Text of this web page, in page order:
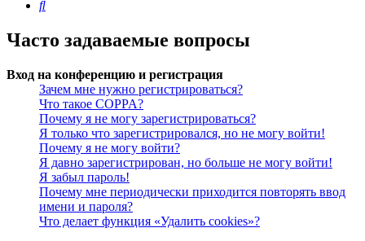
Поиск
Часто задаваемые вопросы
Вход на конференцию и регистрация
Зачем мне нужно регистрироваться?
Что такое COPPA?
Почему я не могу зарегистрироваться?
Я только что зарегистрировался, но не могу войти!
Почему я не могу войти?
Я давно зарегистрирован, но больше не могу войти!
Я забыл пароль!
Почему мне периодически приходится повторять ввод
имени и пароля?
Что делает функция «Удалить cookies»?